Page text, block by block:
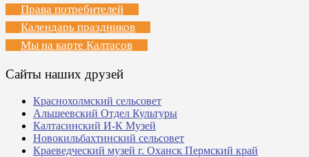
Права потребителей
Календарь праздников
Мы на карте Калтасов
Сайты наших друзей
Краснохолмский сельсовет
Альшеевский Отдел Культуры
Калтасинский И-К Музей
Новокильбахтинский сельсовет
Краеведческий музей г. Оханск Пермский край